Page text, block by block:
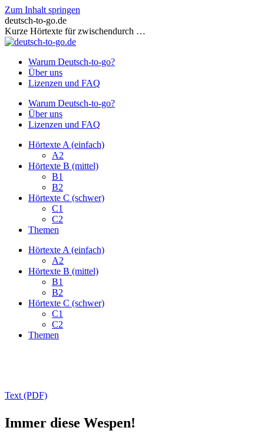
Zum Inhalt springen
deutsch-to-go.de
Kurze Hörtexte für zwischendurch …
Warum Deutsch-to-go?
Über uns
Lizenzen und FAQ
Warum Deutsch-to-go?
Über uns
Lizenzen und FAQ
Hörtexte A (einfach)
A2
Hörtexte B (mittel)
B1
B2
Hörtexte C (schwer)
C1
C2
Themen
Hörtexte A (einfach)
A2
Hörtexte B (mittel)
B1
B2
Hörtexte C (schwer)
C1
C2
Themen
Text (PDF)
Immer diese Wespen!